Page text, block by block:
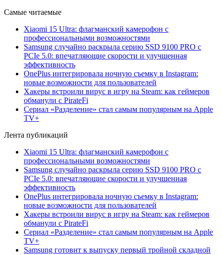
Самые читаемые
Xiaomi 15 Ultra: флагманский камерофон с
профессиональными возможностями
Samsung случайно раскрыла серию SSD 9100 PRO с
PCIe 5.0: впечатляющие скорости и улучшенная
эффективность
OnePlus интегрировала ночную съемку в Instagram:
новые возможности для пользователей
Хакеры встроили вирус в игру на Steam: как геймеров
обманули с PirateFi
Сериал «Разделение» стал самым популярным на Apple
TV+
Лента публикаций
Xiaomi 15 Ultra: флагманский камерофон с
профессиональными возможностями
Samsung случайно раскрыла серию SSD 9100 PRO с
PCIe 5.0: впечатляющие скорости и улучшенная
эффективность
OnePlus интегрировала ночную съемку в Instagram:
новые возможности для пользователей
Хакеры встроили вирус в игру на Steam: как геймеров
обманули с PirateFi
Сериал «Разделение» стал самым популярным на Apple
TV+
Samsung готовит к выпуску первый тройной складной